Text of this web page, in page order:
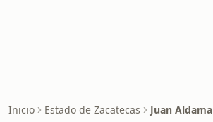
Inicio Estado de Zacatecas Juan Aldama